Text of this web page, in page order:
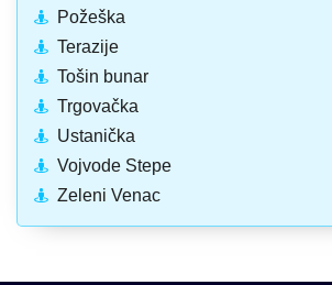
Požeška
Terazije
Tošin bunar
Trgovačka
Ustanička
Vojvode Stepe
Zeleni Venac